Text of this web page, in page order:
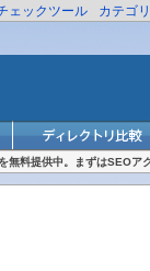
ェックツール カテゴ
料提供中。まずはSEOア